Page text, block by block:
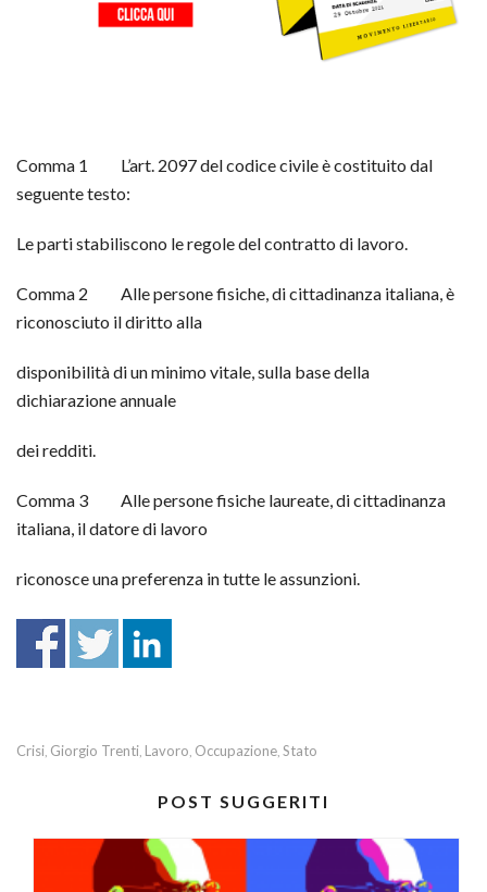
Comma 1 L’art. 2097 del codice civile è costituito dal
seguente testo:
Le parti stabiliscono le regole del contratto di lavoro.
Comma 2 Alle persone fisiche, di cittadinanza italiana, è
riconosciuto il diritto alla
disponibilità di un minimo vitale, sulla base della
dichiarazione annuale
dei redditi.
Comma 3 Alle persone fisiche laureate, di cittadinanza
italiana, il datore di lavoro
riconosce una preferenza in tutte le assunzioni.
Crisi, Giorgio Trenti, Lavoro, Occupazione, Stato
POST SUGGERITI